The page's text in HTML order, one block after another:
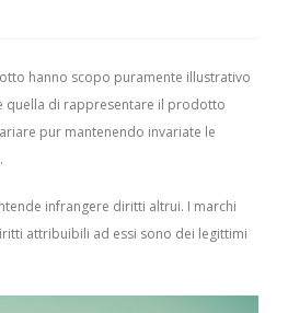
hanno scopo puramente illustrativo
quella di rappresentare il prodotto
pur mantenendo invariate le
infrangere diritti altrui. I marchi
attribuibili ad essi sono dei legittimi